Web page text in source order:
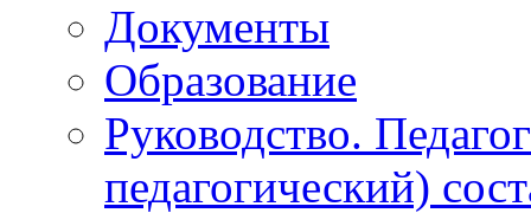
Документы
Образование
Руководство.
педагогический)